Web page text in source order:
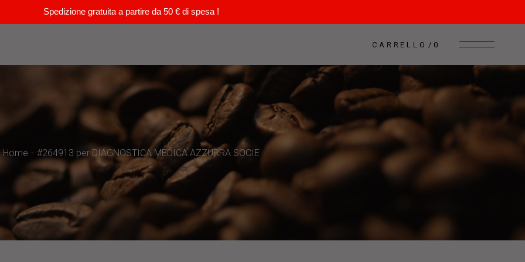
Spedizione gratuita a partire da 50 € di spesa !
CARRELLO 0
Home #264913 per DIAGNOSTICA MEDICA AZZURRA SOCIE